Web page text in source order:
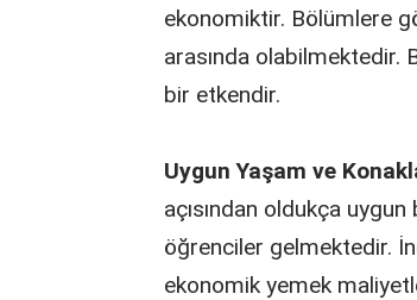
ekonomiktir. Bölümlere
arasında olabilmektedir.
bir etkendir.
Uygun Yaşam ve
açısından oldukça
öğrenciler gelmektedir.
ekonomik yemek